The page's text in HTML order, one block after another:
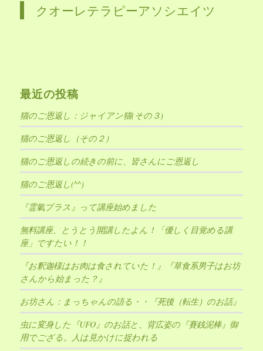
クオーレテラピーアソシエイツ
最近の投稿
猫のご恩返し：ジャイアン猫(その３)
猫のご恩返し（その２）
猫のご恩返しの続きの前に、皆さんにご恩返し
猫のご恩返し(^^)
『霊氣プラス』って講座始めました
無料講座、とうとう開講したよん！「優しく目覚める講
座」ですたい！！
『お釈迦様はお肉は食されていた！』『草食系男子はお坊
さんから始まった？』
お坊さん：まっちゃんの語る・・『死後（転生）のお話』
虫に変身した『UFO』のお話と、背広姿の『賽銭泥棒』御
用でござる。人は見かけに捉われる